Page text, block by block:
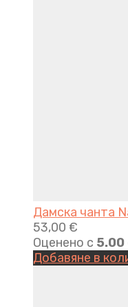
Дамска чанта
53,00 €
Оценено с 5.00
Добавяне в